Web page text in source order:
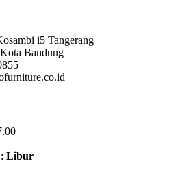
i5 Tangerang
Bandung
Libur